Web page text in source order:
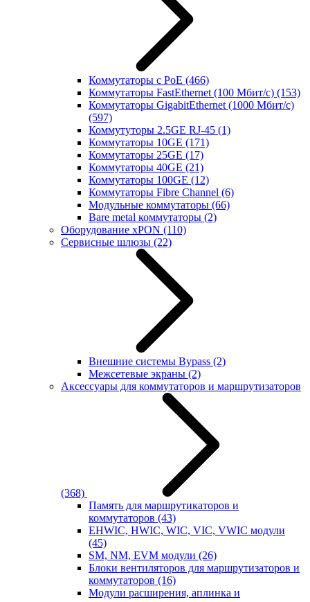
Коммутаторы с PoE (466)
Коммутаторы FastEthernet (100 Мбит/с) (153)
Коммутаторы GigabitEthernet (1000 Мбит/с)
(597)
Коммутуторы 2.5GE RJ-45 (1)
Коммутаторы 10GE (171)
Коммутаторы 25GE (17)
Коммутаторы 40GE (21)
Коммутаторы 100GE (12)
Коммутаторы Fibre Channel (6)
Модульные коммутаторы (66)
Bare metal коммутаторы (2)
Оборудование xPON (110)
Сервисные шлюзы (22)
Внешние системы Bypass (2)
Межсетевые экраны (2)
Аксессуары для коммутаторов и маршрутизаторов
(368)
Память для маршрутикаторов и
коммутаторов (43)
EHWIC, HWIC, WIC, VIC, VWIC модули
(45)
SM, NM, EVM модули (26)
Блоки вентиляторов для маршрутизаторов и
коммутаторов (16)
Модули расширения, аплинка и